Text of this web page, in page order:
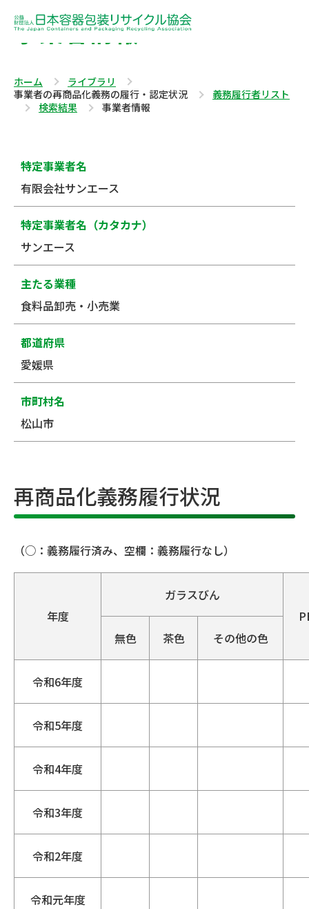
事業者情報
ホーム
ライブラリ
事業者の再商品化義務の履行・認定状況
義務履行者リスト
検索結果
事業者情報
特定事業者名
有限会社サンエース
特定事業者名（カタカナ）
サンエース
主たる業種
食料品卸売・小売業
都道府県
愛媛県
市町村名
松山市
再商品化義務履行状況
（○：義務履行済み、空欄：義務履行なし）
年度
ガラスびん
無色
茶色 その他の色
令和6年度
令和5年度
令和4年度
令和3年度
令和2年度
令和元年度